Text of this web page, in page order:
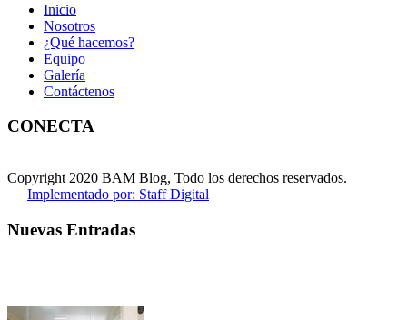
Inicio
Nosotros
¿Qué hacemos?
Equipo
Galería
Contáctenos
CONECTA
Copyright 2020 BAM Blog, Todo los derechos reservados.
Implementado por: Staff Digital
Nuevas Entradas